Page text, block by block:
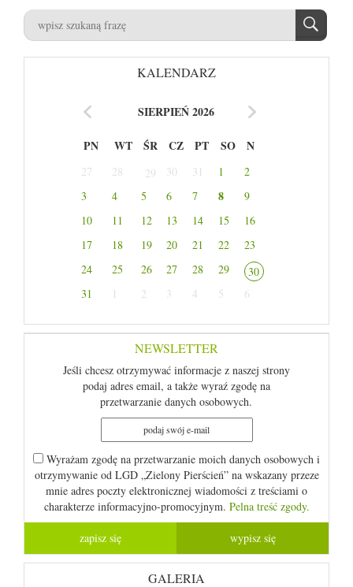
KALENDARZ
SIERPIEŃ 2026
PN WT ŚR CZ PT SO N
27 28 29 30 31 1
2
3
4 5 6 7 8
9
10
11 12 13 14 15
16
17
18 19 20 21 22
23
24
25 26 27 28 29
30
31
1 2 3 4 5 6
NEWSLETTER
Jeśli chcesz otrzymywać informacje z naszej strony
podaj adres email, a także wyraź zgodę na
przetwarzanie danych osobowych.
Wyrażam zgodę na przetwarzanie moich danych osobowych i
otrzymywanie od LGD „Zielony Pierścień” na wskazany przeze
mnie adres poczty elektronicznej wiadomości z treściami o
charakterze informacyjno-promocyjnym. Pelna treść zgody.
GALERIA